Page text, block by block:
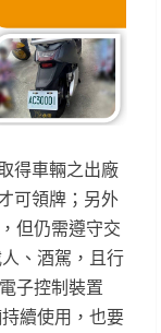
得車輛之出廠
可領牌；另外
但仍需遵守交
、酒駕，且行
子控制裝置
續使用，也要